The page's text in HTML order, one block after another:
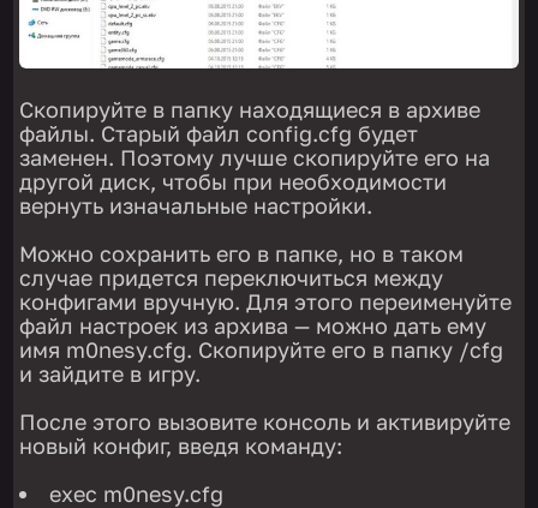
Скопируйте в папку находящиеся в архиве
файлы. Старый файл config.cfg будет
заменен. Поэтому лучше скопируйте его на
другой диск, чтобы при необходимости
вернуть изначальные настройки.
Можно сохранить его в папке, но в таком
случае придется переключиться между
конфигами вручную. Для этого переименуйте
файл настроек из архива — можно дать ему
имя m0nesy.cfg. Скопируйте его в папку /cfg
и зайдите в игру.
После этого вызовите консоль и активируйте
новый конфиг, введя команду:
exec m0nesy.cfg